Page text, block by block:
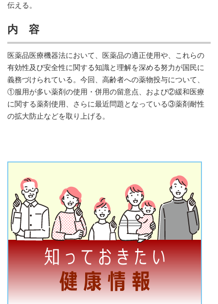
伝える。
内 容
医薬品医療機器法において、医薬品の適正使用や、これらの
有効性及び安全性に関する知識と理解を深める努力が国民に
義務づけられている。今回、高齢者への薬物投与について、
①服用が多い薬剤の使用・併用の留意点、および②緩和医療
に関する薬剤使用、さらに最近問題となっている③薬剤耐性
の拡大防止などを取り上げる。